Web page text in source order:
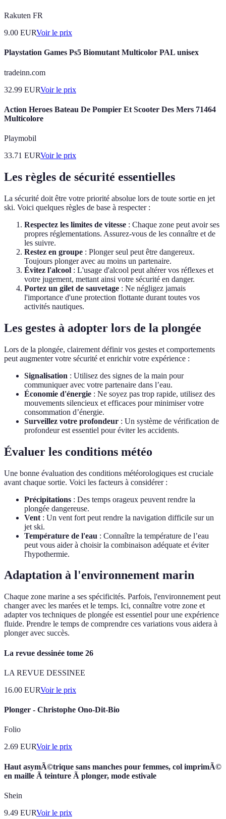
Rakuten FR
9.00 EURVoir le prix
Playstation Games Ps5 Biomutant Multicolor PAL unisex
tradeinn.com
32.99 EURVoir le prix
Action Heroes Bateau De Pompier Et Scooter Des Mers 71464
Multicolore
Playmobil
33.71 EURVoir le prix
Les règles de sécurité essentielles
La sécurité doit être votre priorité absolue lors de toute sortie en jet
ski. Voici quelques règles de base à respecter :
Respectez les limites de vitesse : Chaque zone peut avoir ses
propres réglementations. Assurez-vous de les connaître et de
les suivre.
Restez en groupe : Plonger seul peut être dangereux.
Toujours plonger avec au moins un partenaire.
Évitez l'alcool : L'usage d'alcool peut altérer vos réflexes et
votre jugement, mettant ainsi votre sécurité en danger.
Portez un gilet de sauvetage : Ne négligez jamais
l'importance d'une protection flottante durant toutes vos
activités nautiques.
Les gestes à adopter lors de la plongée
Lors de la plongée, clairement définir vos gestes et comportements
peut augmenter votre sécurité et enrichir votre expérience :
Signalisation : Utilisez des signes de la main pour
communiquer avec votre partenaire dans l’eau.
Économie d'énergie : Ne soyez pas trop rapide, utilisez des
mouvements silencieux et efficaces pour minimiser votre
consommation d’énergie.
Surveillez votre profondeur : Un système de vérification de
profondeur est essentiel pour éviter les accidents.
Évaluer les conditions météo
Une bonne évaluation des conditions météorologiques est cruciale
avant chaque sortie. Voici les facteurs à considérer :
Précipitations : Des temps orageux peuvent rendre la
plongée dangereuse.
Vent : Un vent fort peut rendre la navigation difficile sur un
jet ski.
Température de l'eau : Connaître la température de l’eau
peut vous aider à choisir la combinaison adéquate et éviter
l'hypothermie.
Adaptation à l'environnement marin
Chaque zone marine a ses spécificités. Parfois, l'environnement peut
changer avec les marées et le temps. Ici, connaître votre zone et
adapter vos techniques de plongée est essentiel pour une expérience
fluide. Prendre le temps de comprendre ces variations vous aidera à
plonger avec succès.
La revue dessinée tome 26
LA REVUE DESSINEE
16.00 EURVoir le prix
Plonger - Christophe Ono-Dit-Bio
Folio
2.69 EURVoir le prix
Haut asymÃ©trique sans manches pour femmes, col imprimÃ©
en maille Ã teinture Ã plonger, mode estivale
Shein
9.49 EURVoir le prix